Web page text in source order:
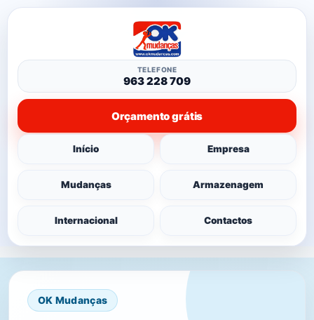
Início Empresa
Mudanças Armazenagem
Internacional Contactos
TELEFONE
963 228 709
Orçamento grátis
OK Mudanças